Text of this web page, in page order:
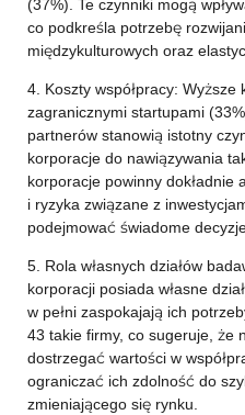
(37%). Te czynniki mogą
co podkreśla potrzebę
międzykulturowych oraz
4. Koszty współpracy: Wyższe
zagranicznymi startupami
partnerów stanowią istotny
korporacje do nawiązywania
korporacje powinny dokładnie
i ryzyka związane z
podejmować świadome
5. Rola własnych działów
korporacji posiada własne
w pełni zaspokajają ich
43 takie firmy, co sugeruje, że
dostrzegać wartości w
ograniczać ich zdolność do
zmieniającego się rynku.